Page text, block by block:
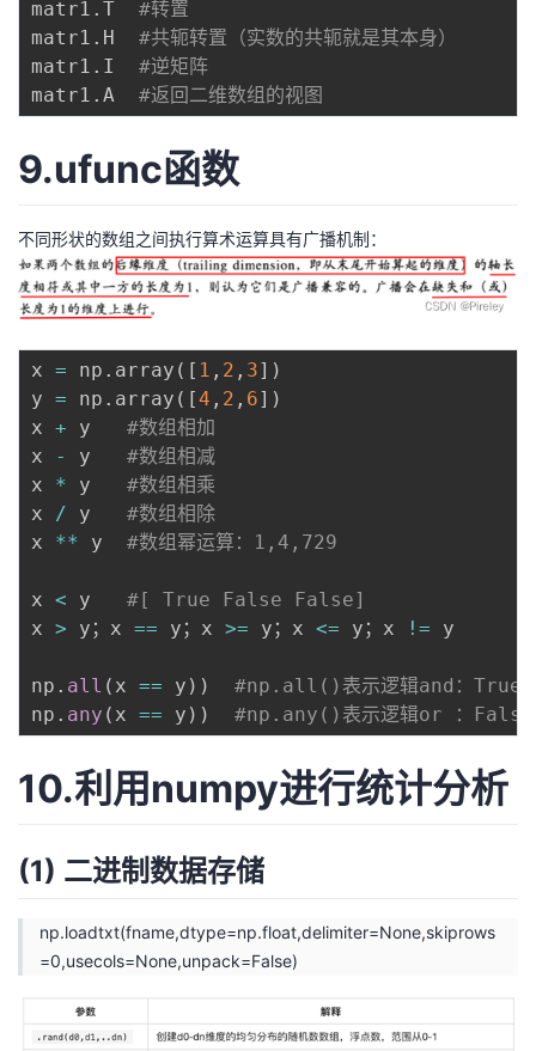
matr1 . T #转置
matr1 . H #共轭转置（实数的共轭就是其本身）
matr1 . I #逆矩阵
matr1 . A #返回二维数组的视图
9.ufunc函数
不同形状的数组之间执行算术运算具有广播机制：
x = np . array ( [ 1 , 2 , 3] )
y = np . array ( [4 , 2 , 6] )
x + y #数组相加
x
- y #数组相减
x * y #数组相乘
x
/ y #数组相除
x ** y #数组幂运算：1,4,729
x < y #[ True False False]
x > y；x == y；x >= y；x <= y；x != y
np . all ( x == y ) )
#np.all()表示逻辑and：True
np . any ( x == y ) ) #np.any()表示逻辑or ：False
10.利用numpy进行统计分析
(1) 二进制数据存储
np.loadtxt(fname,dtype=np.float,delimiter=None,skiprows
=0,usecols=None,unpack=False)